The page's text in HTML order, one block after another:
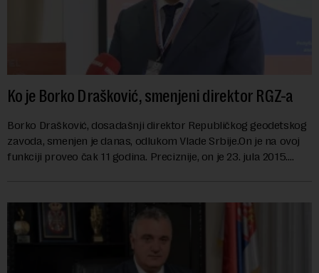
Ko je Borko Drašković, smenjeni direktor RGZ-a
Borko Drašković, dosadašnji direktor Republičkog geodetskog
zavoda, smenjen je danas, odlukom Vlade Srbije.On je na ovoj
funkciji proveo čak 11 godina. Preciznije, on je 23. jula 2015.